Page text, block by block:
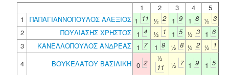
1
2 3 4
5
1
ΠΑΠΑΓΙΑΝΝΟΠΟΥΛΟΣ ΑΛΕΞΙΟΣ 1 11 ½ 2 1 9 1 8 ½ 3
2
ΠΟΥΛΙΑΣΗΣ ΧΡΗΣΤΟΣ 1 4 ½ 1 1 5 ½ 3 1 6
3
ΚΑΝΕΛΛΟΠΟΥΛΟΣ ΑΝΔΡΕΑΣ 1 7 1 9 ½ 8 ½ 2 ½ 1
4
ΒΟΥΚΕΛΑΤΟΥ ΒΑΣΙΛΙΚΗ 0 2
½
11
½ 7 1 9 1 5